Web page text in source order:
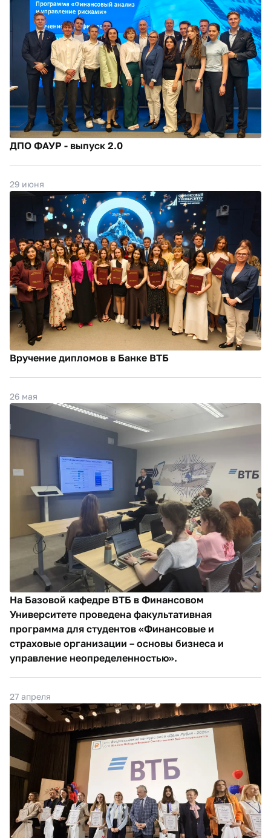
ДПО ФАУР - выпуск 2.0
29 июня
Вручение дипломов в Банке ВТБ
26 мая
На Базовой кафедре ВТБ в Финансовом
Университете проведена факультативная
программа для студентов «Финансовые и
страховые организации – основы бизнеса и
управление неопределенностью».
27 апреля